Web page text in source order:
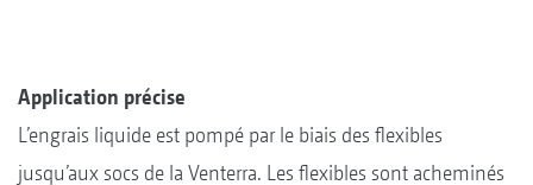
Application précise
L’engrais liquide est pompé par le biais des flexibles
jusqu’aux socs de la Venterra. Les flexibles sont acheminés